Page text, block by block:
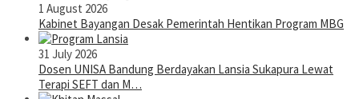
1 August 2026
Kabinet Bayangan Desak Pemerintah Hentikan Program MBG
31 July 2026
Dosen UNISA Bandung Berdayakan Lansia Sukapura Lewat
Terapi SEFT dan M…